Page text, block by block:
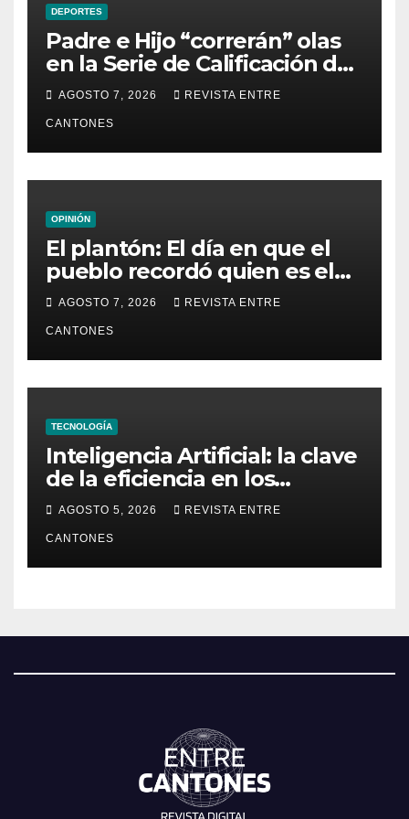
DEPORTES
Padre e Hijo “correrán” olas
en la Serie de Calificación de
la Liga Mundial de Surf
AGOSTO 7, 2026 REVISTA ENTRE
CANTONES
OPINIÓN
El plantón: El día en que el
pueblo recordó quien es el
dueño de la República
AGOSTO 7, 2026 REVISTA ENTRE
CANTONES
TECNOLOGÍA
Inteligencia Artificial: la clave
de la eficiencia en los
Centros de Operaciones de
Seguridad
AGOSTO 5, 2026 REVISTA ENTRE
CANTONES